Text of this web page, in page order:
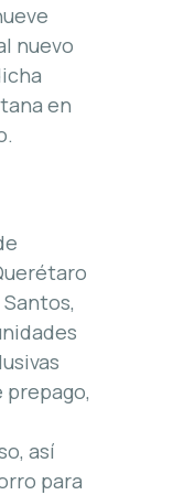
nuevo
en
así
para